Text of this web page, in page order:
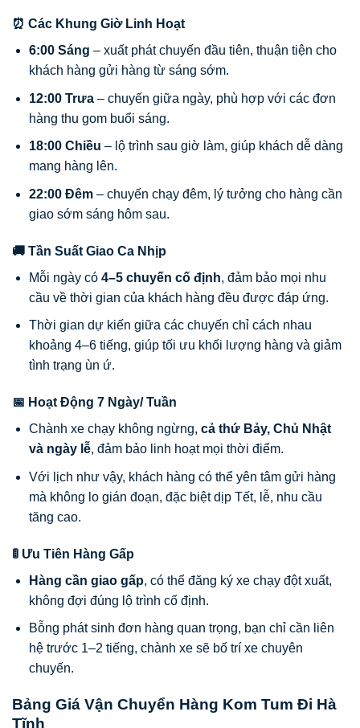
⏰ Các Khung Giờ Linh Hoạt
6:00 Sáng – xuất phát chuyến đầu tiên, thuận tiện cho
khách hàng gửi hàng từ sáng sớm.
12:00 Trưa– chuyến giữa ngày, phù hợp với các đơn
hàng thu gom buổi sáng.
18:00 Chiều – lộ trình sau giờ làm, giúp khách dễ dàng
mang hàng lên.
22:00 Đêm– chuyến chạy đêm, lý tưởng cho hàng cần
giao sớm sáng hôm sau.
🚚 Tần Suất Giao Ca Nhịp
Mỗi ngày có 4–5 chuyến cố định, đảm bảo mọi nhu
cầu về thời gian của khách hàng đều được đáp ứng.
Thời gian dự kiến giữa các chuyến chỉ cách nhau
khoảng 4–6 tiếng, giúp tối ưu khối lượng hàng và giảm
tình trạng ùn ứ.
📅 Hoạt Động 7 Ngày/ Tuần
Chành xe chạy không ngừng, cả thứ Bảy, Chủ Nhật
và ngày lễ, đảm bảo linh hoạt mọi thời điểm.
Với lịch như vậy, khách hàng có thể yên tâm gửi hàng
mà không lo gián đoạn, đặc biệt dịp Tết, lễ, nhu cầu
tăng cao.
🚦 Ưu Tiên Hàng Gấp
Hàng cần giao gấp, có thể đăng ký xe chạy đột xuất,
không đợi đúng lộ trình cố định.
Bỗng phát sinh đơn hàng quan trọng, bạn chỉ cần liên
hệ trước 1–2 tiếng, chành xe sẽ bố trí xe chuyên
chuyến.
Bảng Giá Vận Chuyển Hàng Kom Tum Đi Hà
Tĩnh